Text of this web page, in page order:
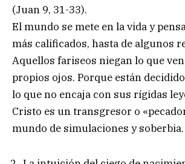
(Juan 9, 31-33).
El mundo se mete en la vida y
más calificados, hasta de algunos
Aquellos fariseos niegan lo que
propios ojos. Porque están
lo que no encaja con sus rígidas
Cristo es un transgresor o
mundo de simulaciones y soberbia.